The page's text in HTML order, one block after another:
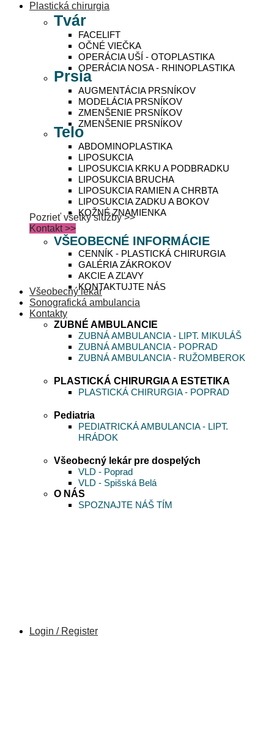
Plastická chirurgia
Tvár
FACELIFT
OČNÉ VIEČKA
OPERÁCIA UŠÍ - OTOPLASTIKA
OPERÁCIA NOSA - RHINOPLASTIKA
Prsia
AUGMENTÁCIA PRSNÍKOV
MODELÁCIA PRSNÍKOV
ZMENŠENIE PRSNÍKOV
ZMENŠENIE PRSNÍKOV
Telo
ABDOMINOPLASTIKA
LIPOSUKCIA
LIPOSUKCIA KRKU A PODBRADKU
LIPOSUKCIA BRUCHA
LIPOSUKCIA RAMIEN A CHRBTA
LIPOSUKCIA ZADKU A BOKOV
KOŽNÉ ZNAMIENKA
Pozrieť všetky služby >>
Kontakt >>
VŠEOBECNÉ INFORMÁCIE
CENNÍK - PLASTICKÁ CHIRURGIA
GALÉRIA ZÁKROKOV
AKCIE A ZĽAVY
KONTAKTUJTE NÁS
Všeobecný lekár
Sonografická ambulancia
Kontakty
ZUBNÉ AMBULANCIE
ZUBNÁ AMBULANCIA - LIPT. MIKULÁŠ
ZUBNÁ AMBULANCIA - POPRAD
ZUBNÁ AMBULANCIA - RUŽOMBEROK
PLASTICKÁ CHIRURGIA A ESTETIKA
PLASTICKÁ CHIRURGIA - POPRAD
Pediatria
PEDIATRICKÁ AMBULANCIA - LIPT.
HRÁDOK
Všeobecný lekár pre dospelých
VLD - Poprad
VLD - Spišská Belá
O NÁS
SPOZNAJTE NÁŠ TÍM
Login / Register